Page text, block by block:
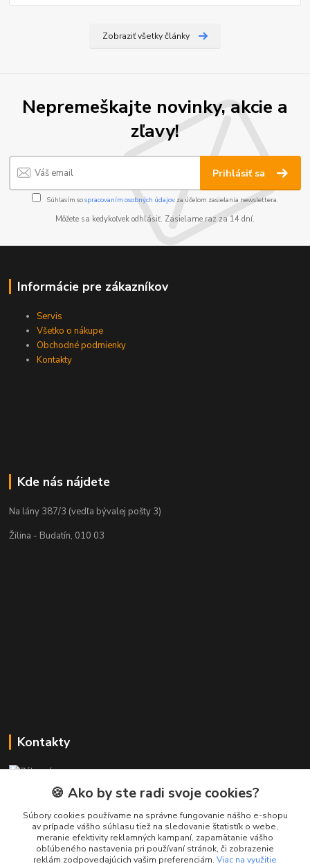
Zobraziť všetky články
Nepremeškajte novinky, akcie a
zľavy!
Prihlásiť sa
Súhlasím sospracovaním osobných údajov za účelom zasielania newslettera.
Môžete sa kedykoľvek odhlásiť. Zasielame raz za 14 dní.
Informácie pre zákazníkov
Servis
Všetko o nákupe
Obchodné podmienky
Kontakty
Kde nás nájdete
Na lány 387/3 (vedľa bývalej pošty 3)
Žilina - Budatín, 010 03
Kontakty
+421 911 010 560
Po-Pia, 13-17 hod.
info@presmartfon.sk
🍪 Ako by ste radi svoje cookies?
Súbory cookies používame na správne fungovanie nášho e-shopu
av prípade vášho súhlasu tiež na sledovanie štatistík o webe,
meranie efektivity reklamných kampaní, zapamätanie vášho
obľúbeného nastavenia pri používaní stránok, či zobrazenie
reklám zodpovedajúcich vašim preferenciám. Viac na využitie